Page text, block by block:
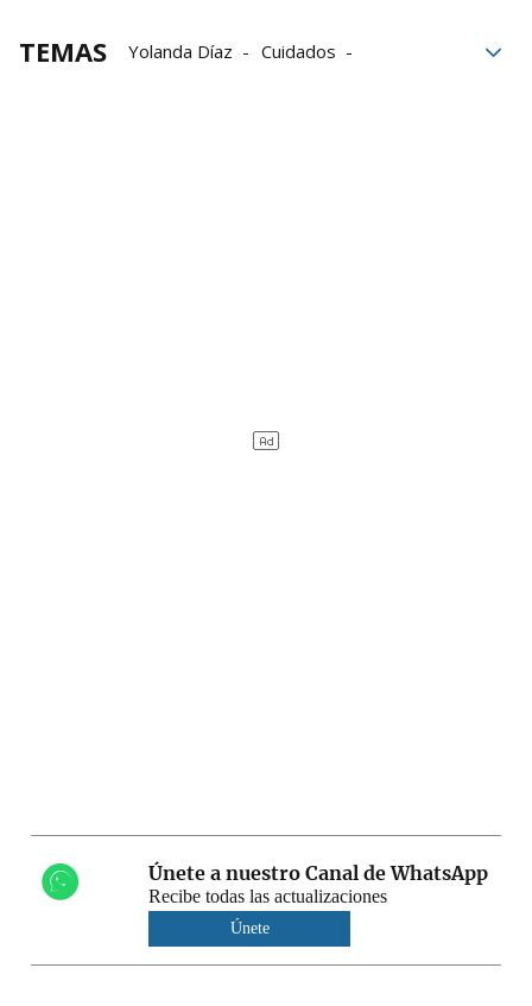
TEMAS Yolanda Díaz
Cuidados
Únete a nuestro Canal de WhatsApp
Recibe todas las actualizaciones
Únete